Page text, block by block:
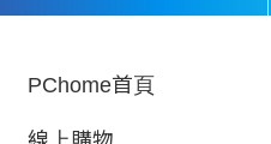
PChome首頁